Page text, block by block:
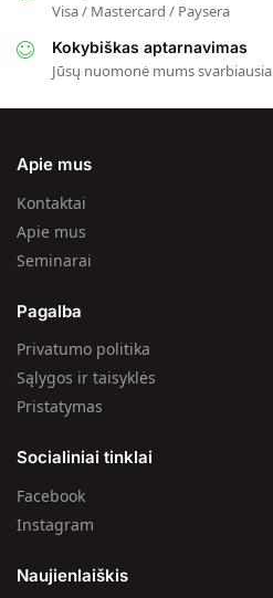
Visa / Mastercard / Paysera
Kokybiškas aptarnavimas
Jūsų nuomonė mums svarbiausia
Apie mus
Kontaktai
Apie mus
Seminarai
Pagalba
Privatumo politika
Sąlygos ir taisyklės
Pristatymas
Socialiniai tinklai
Facebook
Instagram
Naujienlaiškis